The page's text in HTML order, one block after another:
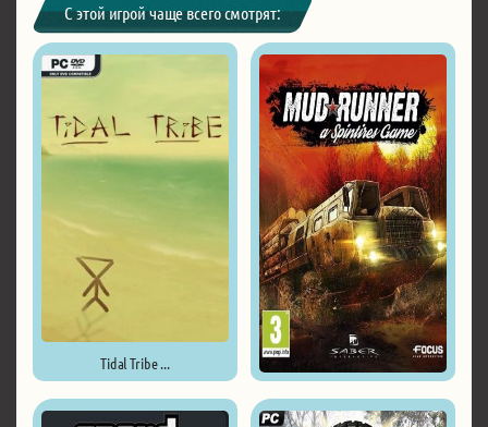
С этой игрой чаще всего смотрят:
Tidal Tribe ...